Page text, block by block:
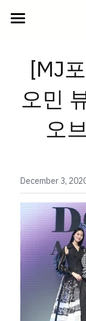
2025 참가자
YOUTH
BEYOND
LITTLE
NEWS
CONTACT
PHOTO
VIDEO
참가
[MJ
오민
오
December 3,